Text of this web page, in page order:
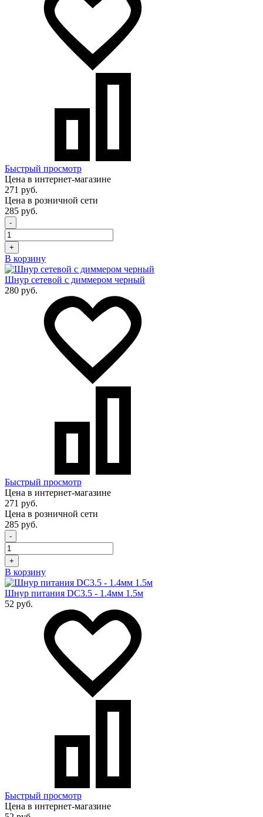
Быстрый просмотр
Цена в интернет-магазине
271 руб.
Цена в розничной сети
285 руб.
-
+
В корзину
Шнур сетевой с диммером черный
280 руб.
Быстрый просмотр
Цена в интернет-магазине
271 руб.
Цена в розничной сети
285 руб.
-
+
В корзину
Шнур питания DC3.5 - 1.4мм 1.5м
52 руб.
Быстрый просмотр
Цена в интернет-магазине